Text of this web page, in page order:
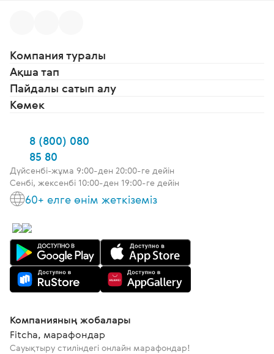
Компания туралы
Ақша тап
Пайдалы сатып алу
Көмек
8 (800) 080
85 80
Дүйсенбі-жұма 9:00-ден 20:00-ге дейін
Сенбі, жексенбі 10:00-ден 19:00-ге дейін
60+ елге өнім жеткіземіз
Компанияның жобалары
Fitcha, марафондар
Сауықтыру стиліндегі онлайн марафондар!